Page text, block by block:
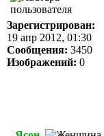
Зарегистрирован:
19 апр 2012, 01:30
Сообщения: 3450
Изображений: 0